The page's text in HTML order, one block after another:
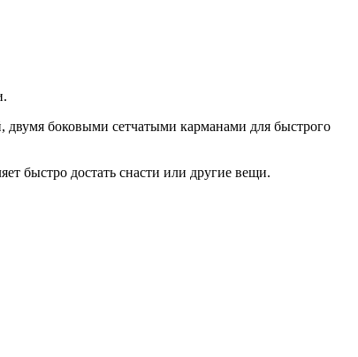
двумя боковыми сетчатыми карманами для быстрого
быстро достать снасти или другие вещи.